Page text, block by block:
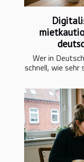
Wer in
schnell, wie sehr